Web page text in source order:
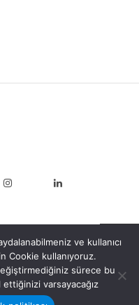
CC BY-NC (Atıf-
ve kullanıcı
Cookie kullanıyoruz.
değiştirmediğiniz sürece bu
ettiğinizi varsayacağız